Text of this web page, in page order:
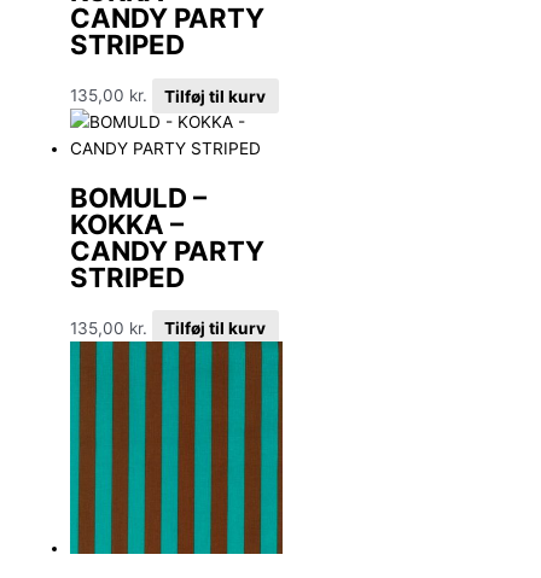
CANDY PARTY
STRIPED
135,00 kr. Tilføj til kurv
BOMULD –
KOKKA –
CANDY PARTY
STRIPED
135,00 kr. Tilføj til kurv